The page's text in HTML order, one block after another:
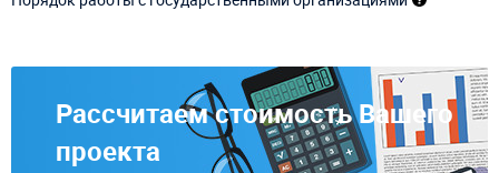
Рассчитаем стоимость Вашего
проекта